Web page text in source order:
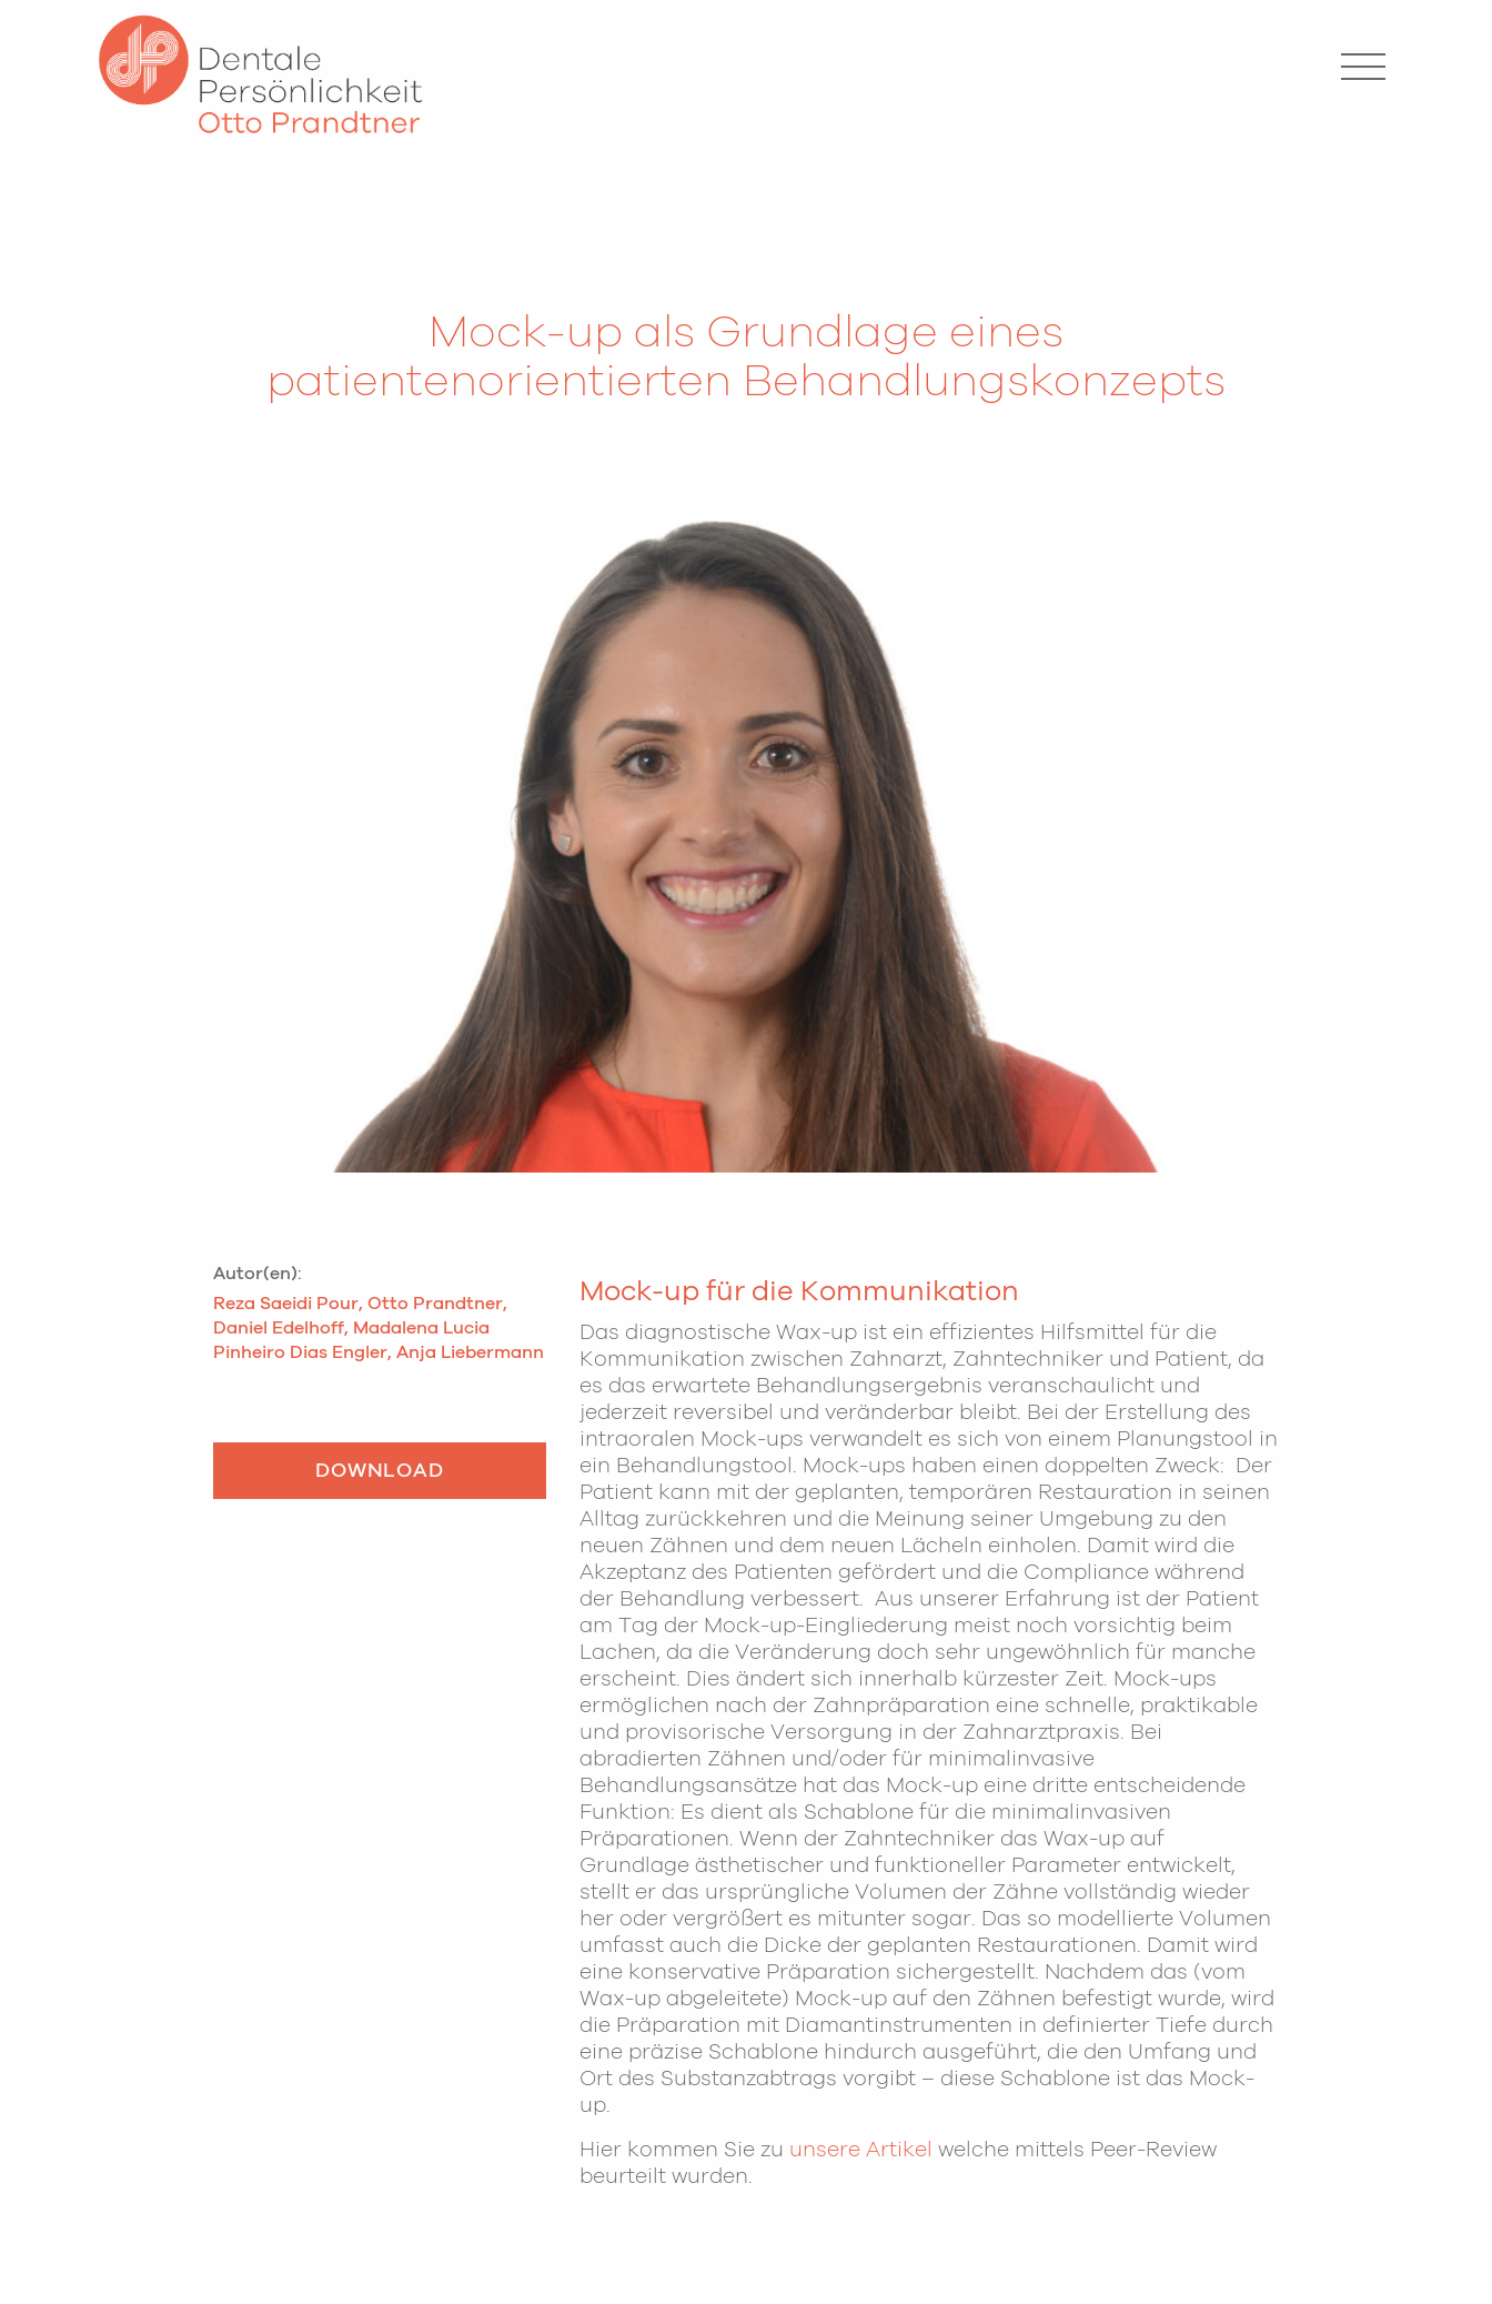
Mock-up als Grundlage eines
patientenorientierten Behandlungskonzepts
Autor(en):
Reza Saeidi Pour, Otto Prandtner,
Daniel Edelhoff, Madalena Lucia
Pinheiro Dias Engler, Anja Liebermann
DOWNLOAD
Mock-up für die Kommunikation
Das diagnostische Wax-up ist ein effizientes Hilfsmittel für die
Kommunikation zwischen Zahnarzt, Zahntechniker und Patient, da
es das erwartete Behandlungsergebnis veranschaulicht und
jederzeit reversibel und veränderbar bleibt. Bei der Erstellung des
intraoralen Mock-ups verwandelt es sich von einem Planungstool in
ein Behandlungstool. Mock-ups haben einen doppelten Zweck: Der
Patient kann mit der geplanten, temporären Restauration in seinen
Alltag zurückkehren und die Meinung seiner Umgebung zu den
neuen Zähnen und dem neuen Lächeln einholen. Damit wird die
Akzeptanz des Patienten gefördert und die Compliance während
der Behandlung verbessert. Aus unserer Erfahrung ist der Patient
am Tag der Mock-up-Eingliederung meist noch vorsichtig beim
Lachen, da die Veränderung doch sehr ungewöhnlich für manche
erscheint. Dies ändert sich innerhalb kürzester Zeit. Mock-ups
ermöglichen nach der Zahnpräparation eine schnelle, praktikable
und provisorische Versorgung in der Zahnarztpraxis. Bei
abradierten Zähnen und/oder für minimalinvasive
Behandlungsansätze hat das Mock-up eine dritte entscheidende
Funktion: Es dient als Schablone für die minimalinvasiven
Präparationen. Wenn der Zahntechniker das Wax-up auf
Grundlage ästhetischer und funktioneller Parameter entwickelt,
stellt er das ursprüngliche Volumen der Zähne vollständig wieder
her oder vergrößert es mitunter sogar. Das so modellierte Volumen
umfasst auch die Dicke der geplanten Restaurationen. Damit wird
eine konservative Präparation sichergestellt. Nachdem das (vom
Wax-up abgeleitete) Mock-up auf den Zähnen befestigt wurde, wird
die Präparation mit Diamantinstrumenten in definierter Tiefe durch
eine präzise Schablone hindurch ausgeführt, die den Umfang und
Ort des Substanzabtrags vorgibt – diese Schablone ist das Mock-
up.
Hier kommen Sie zu unsere Artikel welche mittels Peer-Review
beurteilt wurden.